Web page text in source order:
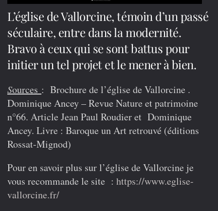
L’église de Vallorcine, témoin d’un passé
séculaire, entre dans la modernité.
Bravo à ceux qui se sont battus pour
initier un tel projet et le mener à bien.
Sources : Brochure de l’église de Vallorcine .
Dominique Ancey – Revue Nature et patrimoine
n°66. Article Jean Paul Roudier et Dominique
Ancey. Livre : Baroque un Art retrouvé (éditions
Rossat-Mignod)
Pour en savoir plus sur l’église de Vallorcine je
vous recommande le site : https://www.eglise-
vallorcine.fr/